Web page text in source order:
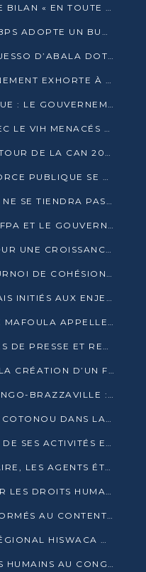
QUINQUENNAT 2021-2026 : LE BILAN « EN TOUTE TRANSPARENCE » PRÉSENTÉ À LA PRESSE
ÉCONOMIE FLUVIALE : LE PABPS ADOPTE UN BUDGET 2026 DE PLUS DE 2,7 MILLIARDS FCFA
LE LYCÉE DENIS SASSOU N’GUESSO D’ABALA DOTÉ D’UNE SALLE MULTIMÉDIA
POINTE-NOIRE : LE GOUVERNEMENT EXHORTE À UN USAGE RESPONSABLE DU NOUVEAU MATÉRIEL MUNICIPAL
SITUATION SOCIOÉCONOMIQUE : LE GOUVERNEMENT INTERPELLÉ DEVANT LE SÉNAT
20.000 PATIENTS VIVANT AVEC LE VIH MENACÉS D’ARRÊT DE TRAITEMENT
AGL MOBILISE L’AFRIQUE AUTOUR DE LA CAN 2025
PRÉSIDENTIELLE 2026 : LA FORCE PUBLIQUE SE PRÉPARE À SÉCURISER LE SCRUTIN
LE SPECTACLE FORFAIT RIRE NE SE TIENDRA PAS LE 1ER JANVIER
SANTÉ REPRODUCTIVE : L’UNFPA ET LE GOUVERNEMENT AFFINENT LES PRIORITÉS DE 2026
PLUS DE 13 MILLIONS USD POUR UNE CROISSANCE VERTE ET SOUVERAINE
CONGO–HAND-BALL : LE TOURNOI DE COHÉSION ET DE FRATERNITÉ ALLUME SES LAMPIONS À BRAZZAVILLE
LES JOURNALISTES CONGOLAIS INITIÉS AUX ENJEUX DE L’ÉCONOMIE BLEUE
PRÉSIDENTIELLE 2026 : DAVE MAFOULA APPELLE LES CONGOLAIS À UN « NOUVEAU DÉPART »
LE CSLC RELANCE LES CARTES DE PRESSE ET RECONNAÎT OFFICIELLEMENT LES MÉDIAS EN LIGNE
MÉDIAS : LE CSLC ANNONCE LA CRÉATION D’UN FONDS D’APPUI À LA PRESSE
PRESIDENTIELLE 2026 AU CONGO-BRAZZAVILLE : UN CASTING ÉLARGI
LE CONGO PORTE SA VOIX À COTONOU DANS LA LUTTE CONTRE LA TUBERCULOSE
LA SOPRIM DRESSE LE BILAN DE SES ACTIVITÉS ET FIXE DE NOUVELLES PRIORITÉS
DGMRFE : 16 MOIS SANS SALAIRE, LES AGENTS ÉTOUFFENT DANS LE SILENCE
LE SLAM ÉLÈVE LA VOIX POUR LES DROITS HUMAINS À BRAZZAVILLE
JUSTICE : DES MAGISTRATS FORMÉS AU CONTENTIEUX DE LA PROPRIÉTÉ INTELLECTUELLE
STATISTIQUES : LE PROJET RÉGIONAL HISWACA OFFICIELLEMENT LANCÉ AU CONGO
4182 VIOLATIONS DES DROITS HUMAINS AU CONGO EN 2025 SELON LE CAD